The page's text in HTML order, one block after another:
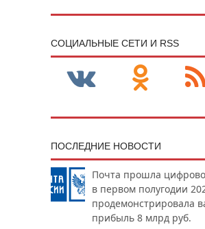
CОЦИАЛЬНЫЕ СЕТИ И RSS
ПОСЛЕДНИЕ НОВОСТИ
Почта прошла
в первом полугодии
продемонстрировала
прибыль 8 млрд руб.